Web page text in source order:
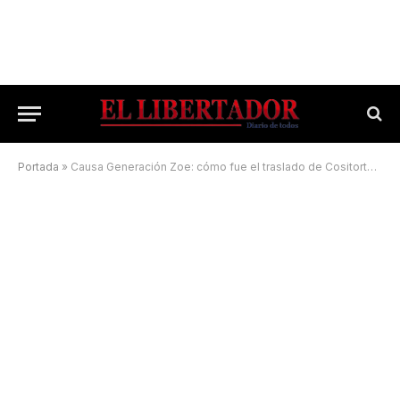
Portada » Causa Generación Zoe: cómo fue el traslado de Cositorto a Córdoba